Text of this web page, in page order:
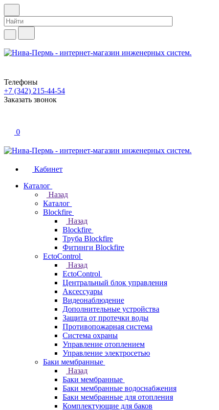
Телефоны
+7 (342) 215-44-54
Заказать звонок
0
Кабинет
Каталог
Назад
Каталог
Blockfire
Назад
Blockfire
Труба Blockfire
Фитинги Blockfire
EctoControl
Назад
EctoControl
Центральный блок управления
Аксессуары
Видеонаблюдение
Дополнительные устройства
Защита от протечки воды
Противопожарная система
Система охраны
Управление отоплением
Управление электросетью
Баки мембранные
Назад
Баки мембранные
Баки мембранные водоснабжения
Баки мембранные для отопления
Комплектующие для баков